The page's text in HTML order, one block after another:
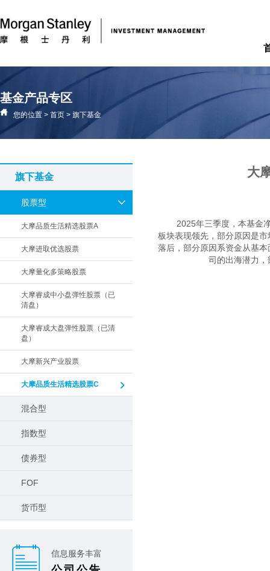
基金产品专区
您的位置 > 首页 > 旗下基金
旗下基金
股票型
大摩品质生活精选股票A
大摩进取优选股票
大摩量化多策略股票
大摩睿成中小盘弹性股票（已
清盘）
大摩睿成大盘弹性股票（已清
盘）
大摩新兴产业股票
大摩品质生活精选股票C
混合型
指数型
债券型
FOF
货币型
信息服务丰富
大
2025年三季度，本基金
板块表现领先，部分原因是
落后，部分原因系资金从基
司的出海潜力